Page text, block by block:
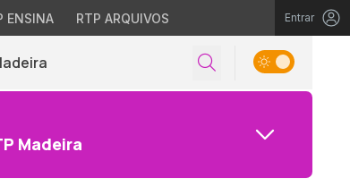
ENSINA RTP ARQUIVOS Entrar
Madeira